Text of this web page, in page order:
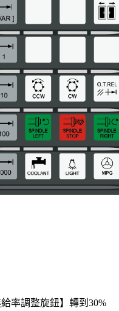
率調整旋鈕】轉到30%